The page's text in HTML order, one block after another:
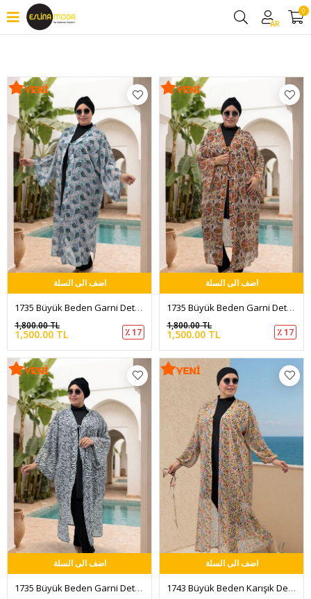
AR
0
اضف الى السلة
1735 Büyük Beden Garni Detaylı Pareo - Tavu Kuşu Pudra
1,500.00 TL
1,800.00 TL
٪ 17
اضف الى السلة
1735 Büyük Beden Garni Detaylı Pareo - Yaprak Desen Vizon
1,500.00 TL
1,800.00 TL
٪ 17
اضف الى السلة
1735 Büyük Beden Garni Detaylı Pareo - Zebra Desen Siyah
اضف الى السلة
1743 Büyük Beden Karışık Desenli Kolu Lastikli Pareo - Yaprak Desen Krem